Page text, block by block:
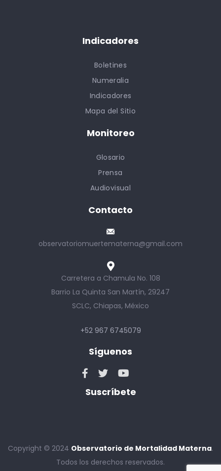
Indicadores
Boletines
Numeralia
Indicadores
Mapa del Sitio
Monitoreo
Glosario
Prensa
Audiovisual
Contacto
observatoriomuertematerna@gmail.com
Carretera a Chamula No. 108
Barrio La Quinta San Martín, 29247
SCLC, Chiapas, México
+52 967 6745079
Síguenos
Suscríbete
Copyright © 2024 Observatorio de Mortalidad Materna.
Todos los derechos reservados.